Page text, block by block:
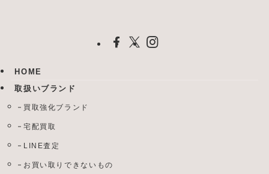
HOME
取扱いブランド
買取強化ブランド
宅配買取
LINE査定
お買い取りできないもの